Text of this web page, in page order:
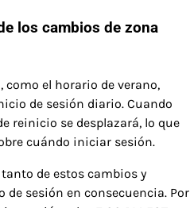
los cambios de zona
como el horario de verano,
de sesión diario. Cuando
reinicio se desplazará, lo que
cuándo iniciar sesión.
de estos cambios y
sesión en consecuencia. Por